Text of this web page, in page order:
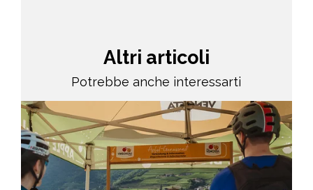
Altri articoli
Potrebbe anche interessarti